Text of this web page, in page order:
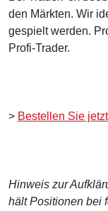
den Märkten. Wir
gespielt werden.
Profi-Trader.
> Bestellen Sie
Hinweis zur
hält Positionen bei